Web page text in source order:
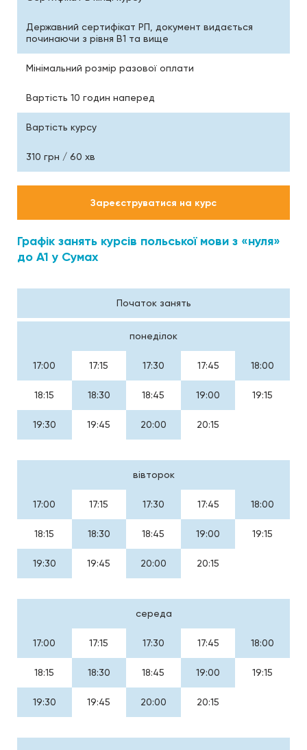
Державний сертифікат РП, документ видається
починаючи з рівня В1 та вище
Мінімальний розмір разової оплати
Вартість 10 годин наперед
Вартість курсу
310 грн / 60 хв
Зареєструватися на курс
Графік занять курсів польської мови з «нуля»
до А1 у Сумах
Початок занять
понеділок
17:00 17:15 17:30 17:45 18:00
18:15 18:30 18:45 19:00 19:15
19:30 19:45 20:00 20:15
вівторок
17:00 17:15 17:30 17:45 18:00
18:15 18:30 18:45 19:00 19:15
19:30 19:45 20:00 20:15
середа
17:00 17:15 17:30 17:45 18:00
18:15 18:30 18:45 19:00 19:15
19:30 19:45 20:00 20:15